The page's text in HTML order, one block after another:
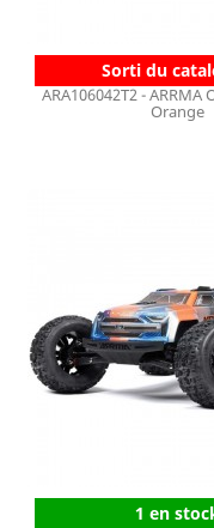
Sorti du
ARA106042T2 - ARRMA
Orange
1 en